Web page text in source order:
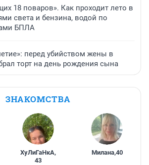
18 поваров». Как проходит лето в
света и бензина, водой по
БПЛА
перед убийством жены в
торт на день рождения сына
ЗНАКОМСТВА
ХуЛиГаНкА,
43
Милана,40